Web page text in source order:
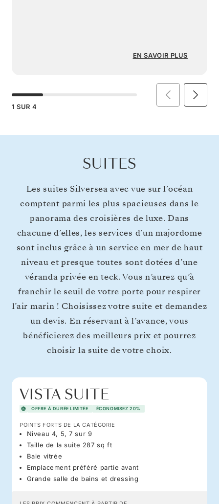
EN SAVOIR PLUS
1 SUR 4
SUITES
Les suites Silversea avec vue sur l’océan
comptent parmi les plus spacieuses dans le
panorama des croisières de luxe. Dans
chacune d’elles, les services d’un majordome
sont inclus grâce à un service en mer de haut
niveau et presque toutes sont dotées d’une
véranda privée en teck. Vous n’aurez qu’à
franchir le seuil de votre porte pour respirer
l’air marin ! Choisissez votre suite et demandez
un devis. En réservant à l’avance, vous
bénéficierez des meilleurs prix et pourrez
choisir la suite de votre choix.
VISTA SUITE
OFFRE À DURÉE LIMITÉE ÉCONOMISEZ 20%
POINTS FORTS DE LA CATÉGORIE
Niveau 4, 5, 7 sur 9
Taille de la suite 287 sq ft
Baie vitrée
Emplacement préféré partie avant
Grande salle de bains et dressing